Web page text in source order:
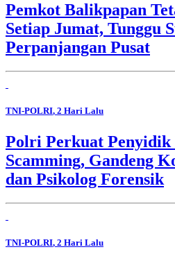
Pemkot Balikpapan
Setiap Jumat, Tunggu
Perpanjangan Pusat
TNI-POLRI, 2 Hari Lalu
Polri Perkuat Penyidik
Scamming, Gandeng
dan Psikolog Forensik
TNI-POLRI, 2 Hari Lalu